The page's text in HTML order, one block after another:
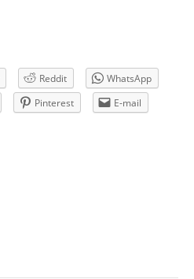
Reddit
WhatsApp
Pinterest
E-mail